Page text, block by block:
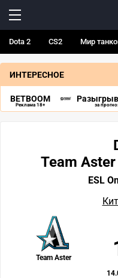
Dota 2 CS2 Мир
ИНТЕРЕСНОЕ
BETBOOM
Реклама 18+ за
Team Aster
ESL
Team Aster